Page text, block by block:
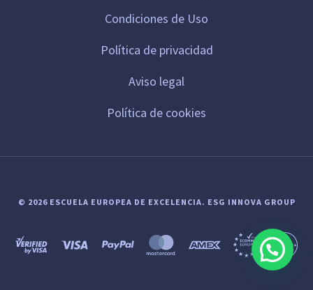
Condiciones de Uso
Política de privacidad
Aviso legal
Política de cookies
© 2026 ESCUELA EUROPEA DE EXCELENCIA. ESG INNOVA GROUP